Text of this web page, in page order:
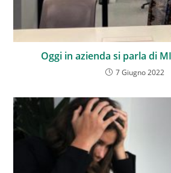
Oggi in azienda si parla di
7 Giugno 2022